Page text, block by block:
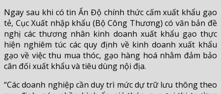
Ngay sau khi có tin Ấn Độ chính thức cấm xuất khẩu gạo
tẻ, Cục Xuất nhập khẩu (Bộ Công Thương) có văn bản đề
nghị các thương nhân kinh doanh xuất khẩu gạo thực
hiện nghiêm túc các quy định về kinh doanh xuất khẩu
gạo về việc thu mua thóc, gạo hàng hoá nhằm đảm bảo
cân đối xuất khẩu và tiêu dùng nội địa.
“Các doanh nghiệp cần duy trì mức dự trữ lưu thông theo